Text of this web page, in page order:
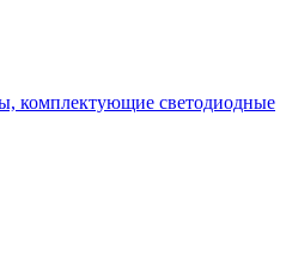
комплектующие светодиодные